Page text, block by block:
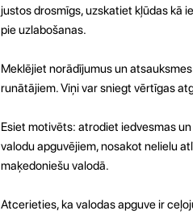
justos drosmīgs, uzskatiet kļūdas kā
pie uzlabošanas.
Meklējiet norādījumus un
runātājiem. Viņi var sniegt vērtīgas
Esiet motivēts: atrodiet iedvesmas
valodu apguvējiem, nosakot nelielu
maķedoniešu valodā.
Atcerieties, ka valodas apguve ir